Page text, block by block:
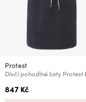
Protest
847 Kč